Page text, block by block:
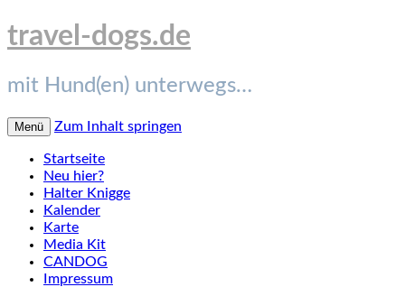
travel-dogs.de
mit Hund(en) unterwegs…
Menü Zum Inhalt springen
Startseite
Neu hier?
Halter Knigge
Kalender
Karte
Media Kit
CANDOG
Impressum